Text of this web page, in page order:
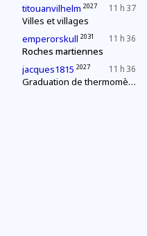
11 h 37
titouanvilhelm 2027
Villes et villages
11 h 36
emperorskull 2031
Roches martiennes
11 h 36
jacques1815 2027
Graduation de thermomètres